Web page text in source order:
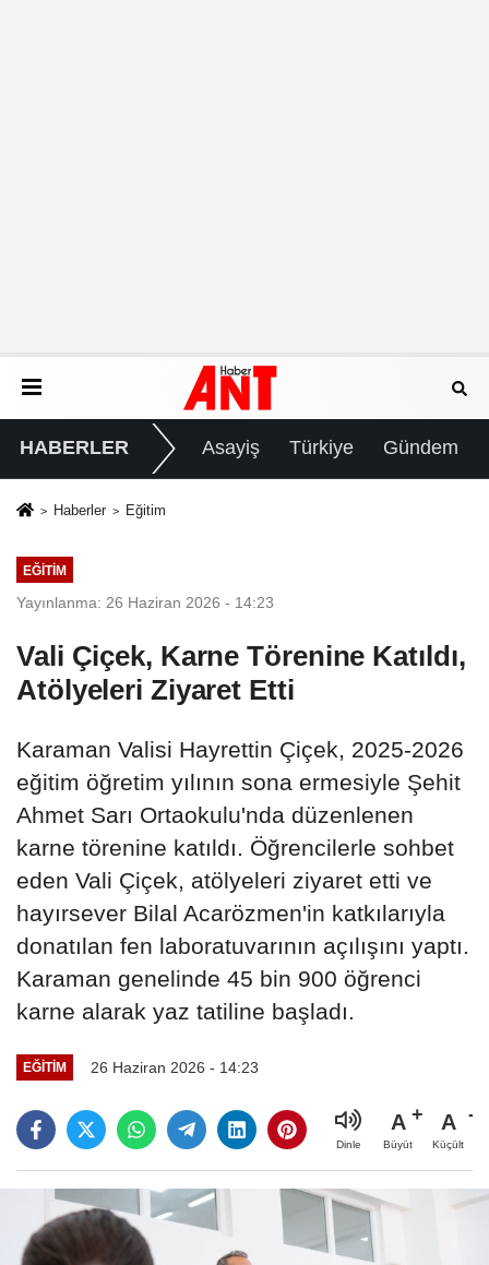
HABERLER Asayiş Türkiye Gündem
Haberler Eğitim
EĞITIM
Yayınlanma: 26 Haziran 2026 - 14:23
Vali Çiçek, Karne Törenine Katıldı,
Atölyeleri Ziyaret Etti
Karaman Valisi Hayrettin Çiçek, 2025-2026
eğitim öğretim yılının sona ermesiyle Şehit
Ahmet Sarı Ortaokulu'nda düzenlenen
karne törenine katıldı. Öğrencilerle sohbet
eden Vali Çiçek, atölyeleri ziyaret etti ve
hayırsever Bilal Acarözmen'in katkılarıyla
donatılan fen laboratuvarının açılışını yaptı.
Karaman genelinde 45 bin 900 öğrenci
karne alarak yaz tatiline başladı.
EĞITIM 26 Haziran 2026 - 14:23
Dinle
A
Büyüt
A
Küçült